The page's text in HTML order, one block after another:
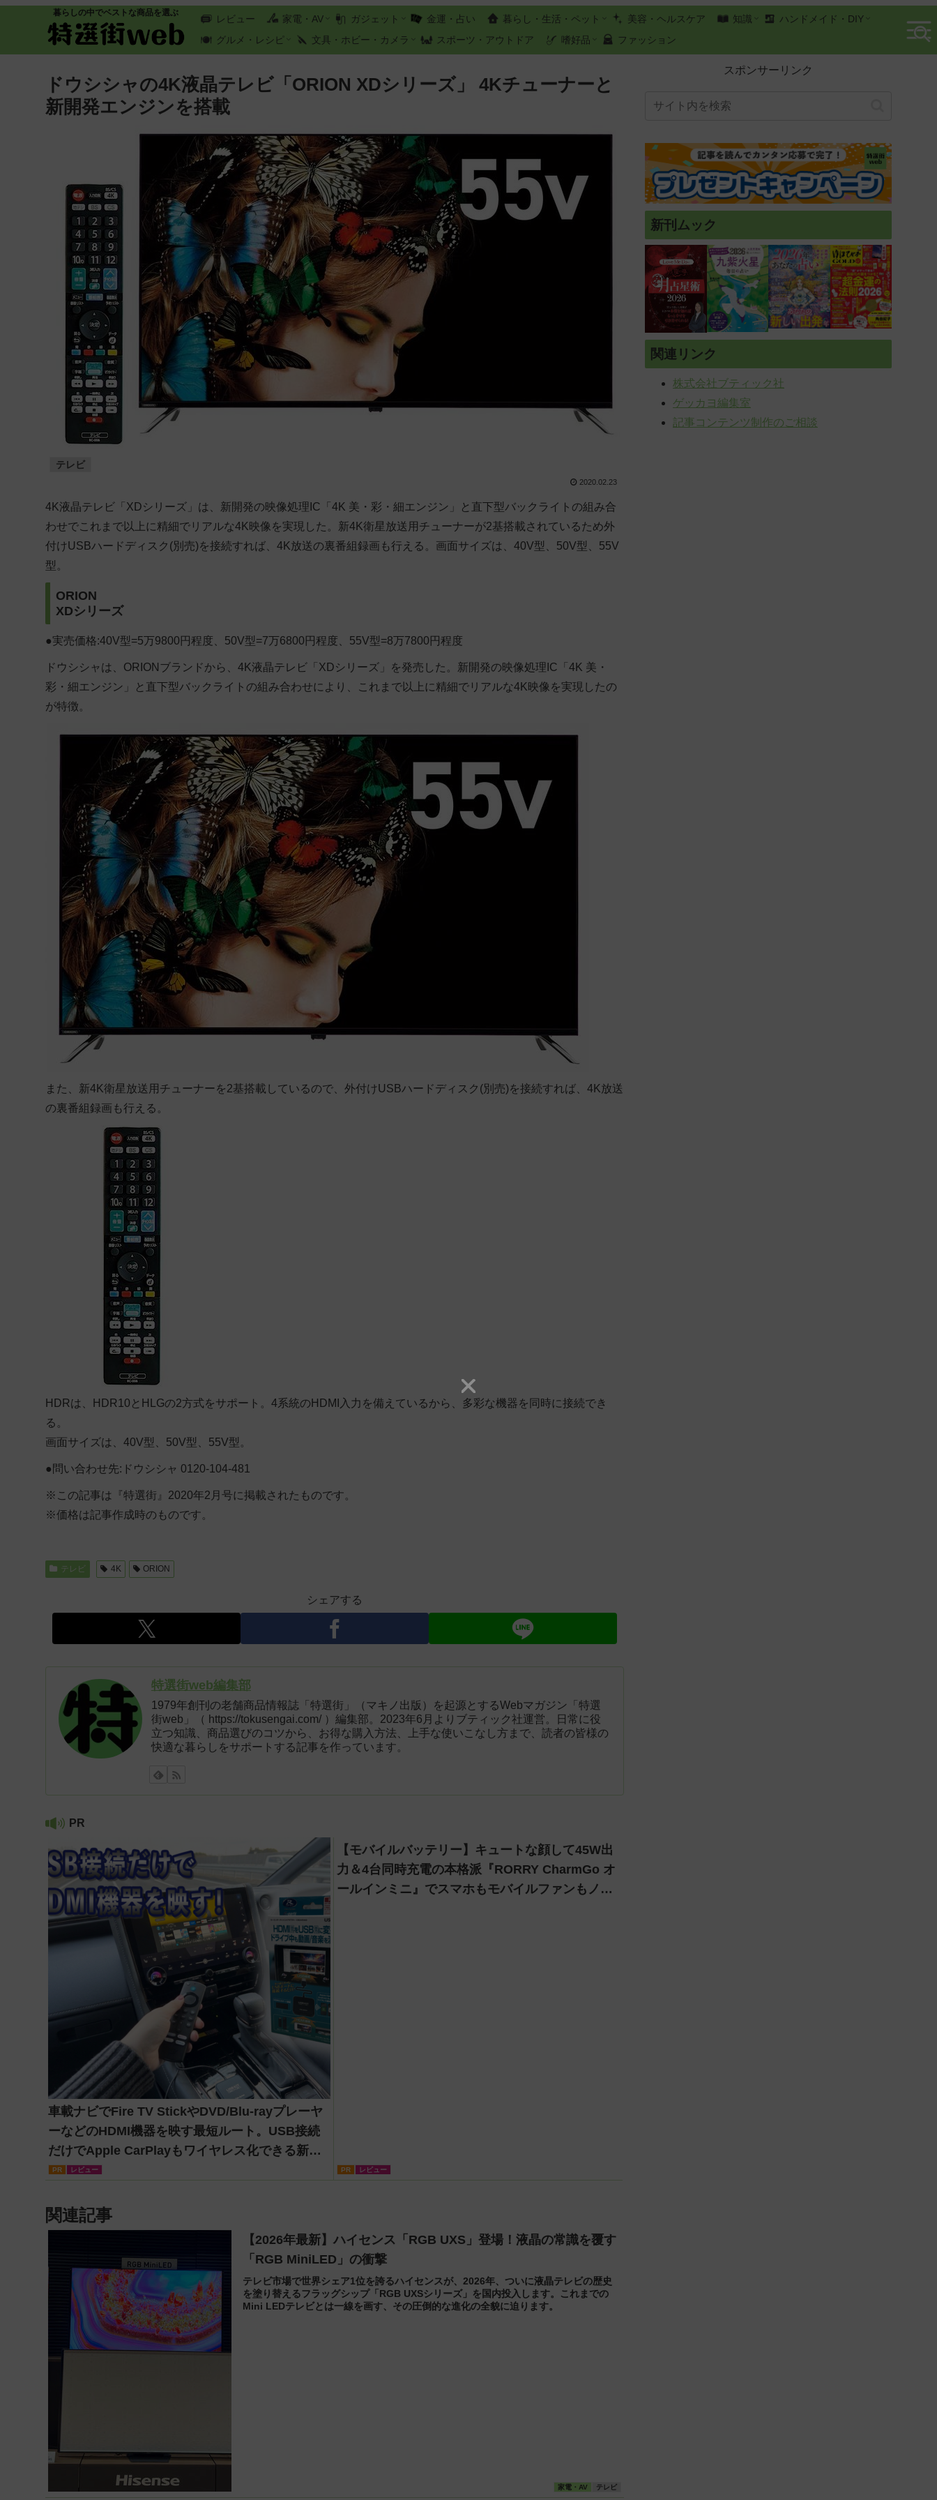
暮らしの中でベストな商品を選ぶ
レビュー 家電・AV ガジェット 金運・占い 暮らし・生活・ペット 美容・ヘルスケア 知識
ハンドメイド・DIY
グルメ・レシピ
文具・ホビー・カメラ スポーツ・アウトドア 嗜好品 ファッション
ドウシシャの4K液晶テレビ「ORION XDシリーズ」 4Kチューナーと
新開発エンジンを搭載
テレビ
2020.02.23
4K液晶テレビ「XDシリーズ」は、新開発の映像処理IC「4K 美・彩・細エンジン」と直下型バックライトの組み合
わせでこれまで以上に精細でリアルな4K映像を実現した。新4K衛星放送用チューナーが2基搭載されているため外
付けUSBハードディスク(別売)を接続すれば、4K放送の裏番組録画も行える。画面サイズは、40V型、50V型、55V
型。
ORION
XDシリーズ
●実売価格:40V型=5万9800円程度、50V型=7万6800円程度、55V型=8万7800円程度
ドウシシャは、ORIONブランドから、4K液晶テレビ「XDシリーズ」を発売した。新開発の映像処理IC「4K 美・
彩・細エンジン」と直下型バックライトの組み合わせにより、これまで以上に精細でリアルな4K映像を実現したの
が特徴。
また、新4K衛星放送用チューナーを2基搭載しているので、外付けUSBハードディスク(別売)を接続すれば、4K放送
の裏番組録画も行える。
HDRは、HDR10とHLGの2方式をサポート。4系統のHDMI入力を備えているから、多彩な機器を同時に接続でき
る。
画面サイズは、40V型、50V型、55V型。
●問い合わせ先:ドウシシャ 0120-104-481
※この記事は『特選街』2020年2月号に掲載されたものです。
※価格は記事作成時のものです。
テレビ 4K ORION
シェアする
特選街web編集部
1979年創刊の老舗商品情報誌「特選街」（マキノ出版）を起源とするWebマガジン「特選
街web」（ https://tokusengai.com/ ）編集部。2023年6月よりブティック社運営。日常に役
立つ知識、商品選びのコツから、お得な購入方法、上手な使いこなし方まで、読者の皆様の
快適な暮らしをサポートする記事を作っています。
PR
車載ナビでFire TV StickやDVD/Blu-rayプレーヤ
ーなどのHDMI機器を映す最短ルート。USB接続
だけでApple CarPlayもワイヤレス化できる新機
軸アダプターを徹底解説【データシステム
PR レビュー
【モバイルバッテリー】キュートな顔して45W出
力＆4台同時充電の本格派『RORRY CharmGo オ
ールインミニ』でスマホもモバイルファンもノー
PR レビュー
関連記事
【2026年最新】ハイセンス「RGB UXS」登場！液晶の常識を覆す
「RGB MiniLED」の衝撃
テレビ市場で世界シェア1位を誇るハイセンスが、2026年、ついに液晶テレビの歴史
を塗り替えるフラッグシップ「RGB UXSシリーズ」を国内投入します。これまでの
Mini LEDテレビとは一線を画す、その圧倒的な進化の全貌に迫ります。
家電・AV テレビ
スポンサーリンク
新刊ムック
関連リンク
株式会社ブティック社
ゲッカヨ編集室
記事コンテンツ制作のご相談